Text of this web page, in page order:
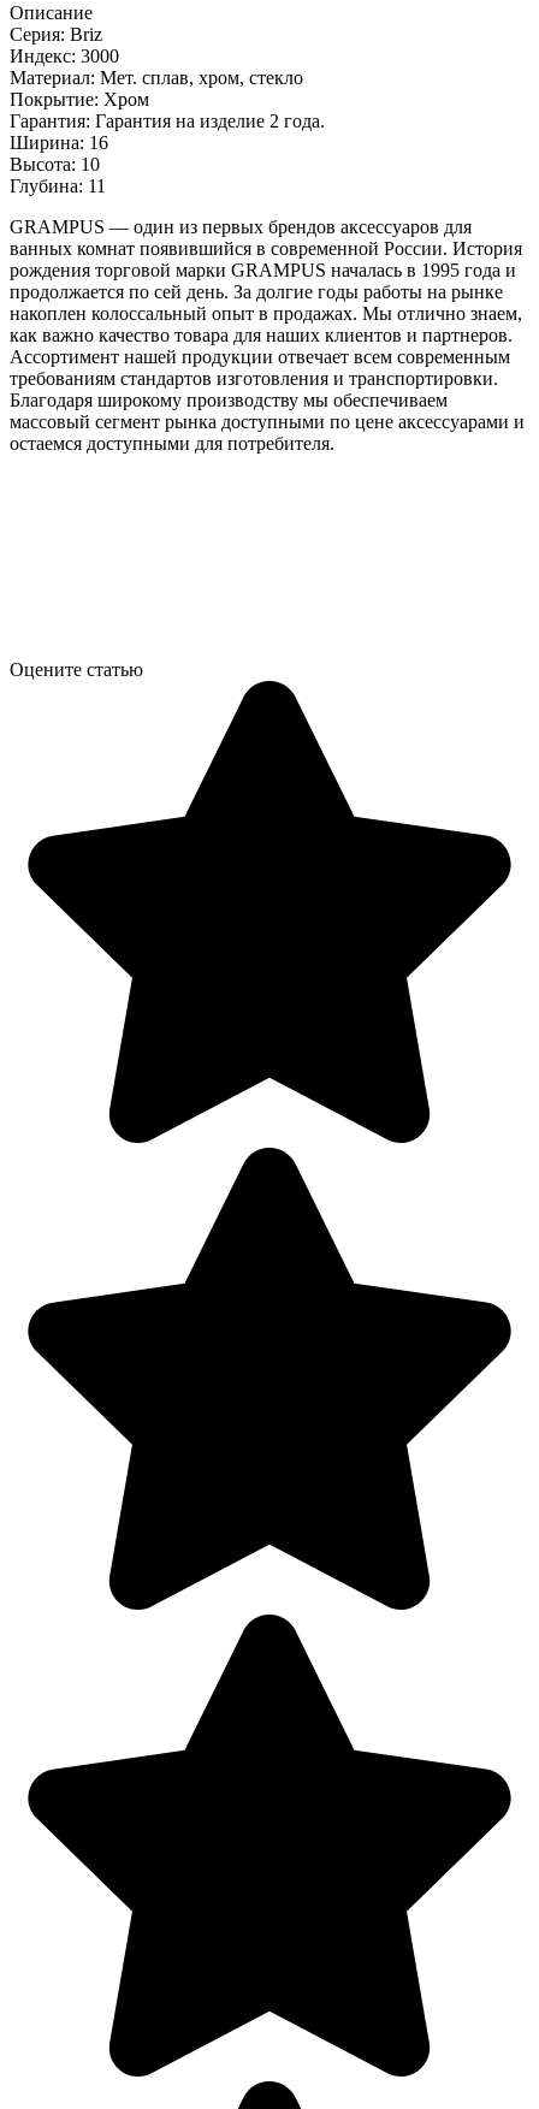
Описание
Серия: Briz
Индекс: 3000
Материал: Мет. сплав, хром, стекло
Покрытие: Хром
Гарантия: Гарантия на изделие 2 года.
Ширина: 16
Высота: 10
Глубина: 11
GRAMPUS — один из первых брендов аксессуаров для
ванных комнат появившийся в современной России. История
рождения торговой марки GRAMPUS началась в 1995 года и
продолжается по сей день. За долгие годы работы на рынке
накоплен колоссальный опыт в продажах. Мы отлично знаем,
как важно качество товара для наших клиентов и партнеров.
Ассортимент нашей продукции отвечает всем современным
требованиям стандартов изготовления и транспортировки.
Благодаря широкому производству мы обеспечиваем
массовый сегмент рынка доступными по цене аксессуарами и
остаемся доступными для потребителя.
Оцените статью